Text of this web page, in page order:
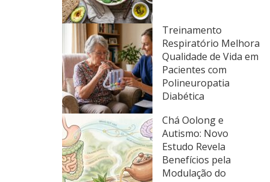
Treinamento
Respiratório Melhora
Qualidade de Vida em
Pacientes com
Polineuropatia
Diabética
Chá Oolong e
Autismo: Novo
Estudo Revela
Benefícios pela
Modulação do